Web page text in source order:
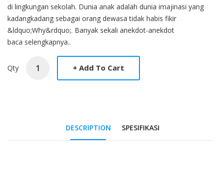
di lingkungan sekolah. Dunia anak adalah dunia imajinasi yang
kadangkadang sebagai orang dewasa tidak habis fikir
&ldquo;Why&rdquo;. Banyak sekali anekdot-anekdot
baca selengkapnya..
Qty
DESCRIPTION SPESIFIKASI